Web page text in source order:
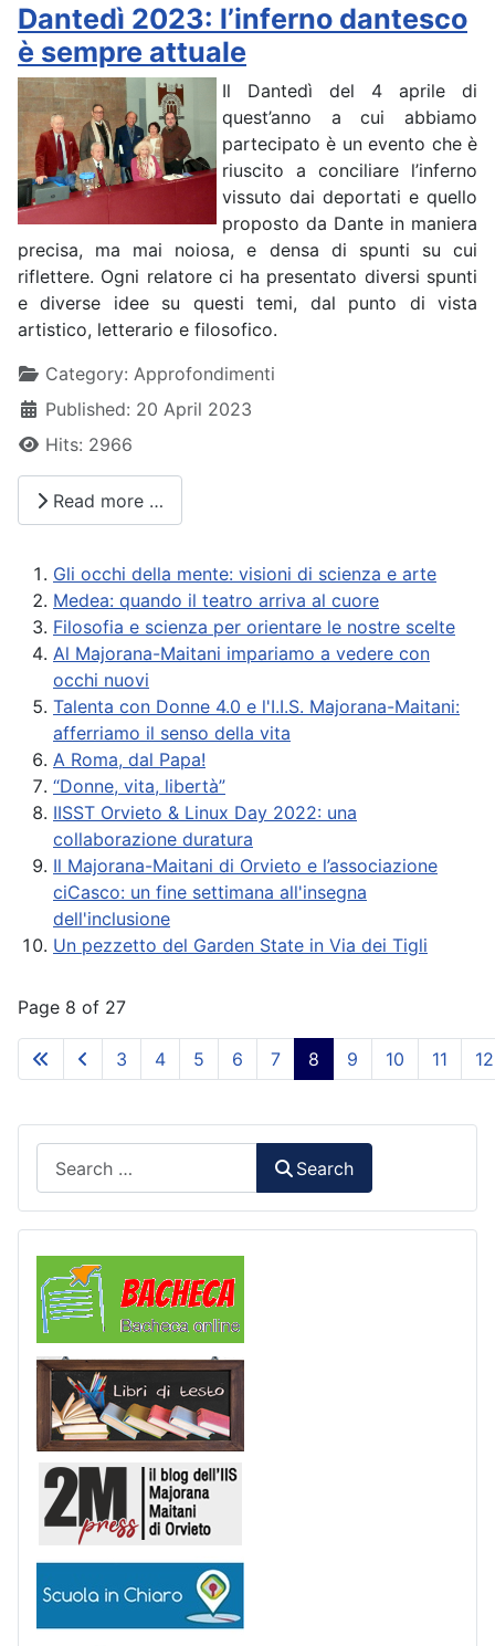
Dantedì 2023: l’inferno dantesco
è sempre attuale
Il Dantedì del 4 aprile di
quest’anno a cui abbiamo
partecipato è un evento che è
riuscito a conciliare l’inferno
vissuto dai deportati e quello
proposto da Dante in maniera
precisa, ma mai noiosa, e densa di spunti su cui
riflettere. Ogni relatore ci ha presentato diversi spunti
e diverse idee su questi temi, dal punto di vista
artistico, letterario e filosofico.
DetailsCategory: Approfondimenti
Published: 20 April 2023
Hits: 2966
Read more …
Gli occhi della mente: visioni di scienza e arte
Medea: quando il teatro arriva al cuore
Filosofia e scienza per orientare le nostre scelte
Al Majorana-Maitani impariamo a vedere con
occhi nuovi
Talenta con Donne 4.0 e l'I.I.S. Majorana-Maitani:
afferriamo il senso della vita
A Roma, dal Papa!
“Donne, vita, libertà”
IISST Orvieto & Linux Day 2022: una
collaborazione duratura
Il Majorana-Maitani di Orvieto e l’associazione
ciCasco: un fine settimana all'insegna
dell'inclusione
Un pezzetto del Garden State in Via dei Tigli
Page 8 of 27
3 4 5 6 7 8 9 10 11 12
Search
Libri di Testo
Scuola in chiaro